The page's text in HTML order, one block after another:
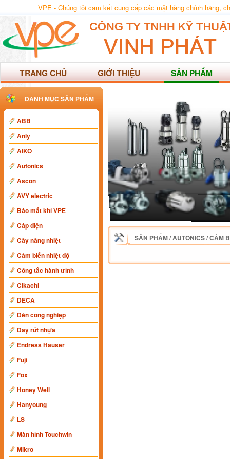
VPE - Chúng tôi cam kết cung cấp các mặt hàng chính hãng,
TRANG CHỦ GIỚI THIỆU SẢN PHẨM
DANH MỤC SẢN PHẨM
ABB
Anly
AIKO
Autonics
Ascon
AVY electric
Báo mất khí VPE
Cáp điện
Cây nâng nhiệt
Cảm biến nhiệt độ
Công tắc hành trình
Cikachi
DECA
Đèn công nghiệp
Dây rút nhựa
Endress Hauser
Fuji
Fox
Honey Well
Hanyoung
LS
Màn hình Touchwin
Mikro
SẢN PHẨM/AUTONICS/CẢM